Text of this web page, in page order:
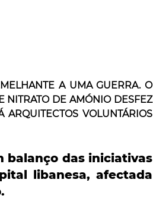
A UMA GUERRA. O
NITRATO DE AMÓNIO DESFEZ
VOLUNTÁRIOS
balanço das iniciativas
libanesa, afectada